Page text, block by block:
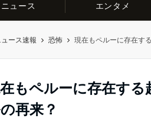
ニュース エンタメ
ース速報 恐怖 現在もペルーに存在す
もペルーに存在す
再来？